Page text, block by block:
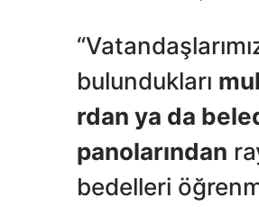
bulundukları
rdan ya da
panolarından
bedelleri